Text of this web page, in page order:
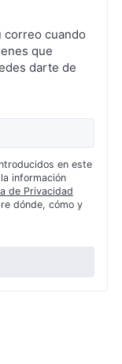
correo cuando
que
darte de
en este
información
de Privacidad
dónde, cómo y